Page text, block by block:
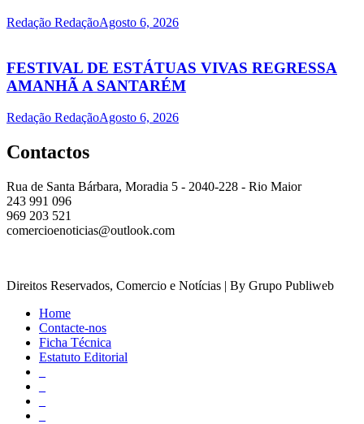
Redação RedaçãoAgosto 6, 2026
FESTIVAL DE ESTÁTUAS VIVAS REGRESSA
AMANHÃ A SANTARÉM
Redação RedaçãoAgosto 6, 2026
Contactos
Rua de Santa Bárbara, Moradia 5 - 2040-228 - Rio Maior
243 991 096
969 203 521
comercioenoticias@outlook.com
Direitos Reservados, Comercio e Notícias | By Grupo Publiweb
Home
Contacte-nos
Ficha Técnica
Estatuto Editorial